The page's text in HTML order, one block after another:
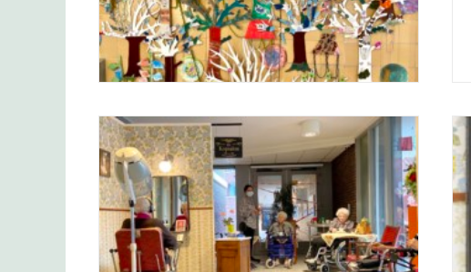
Ook in dit bijzondere jaar was De